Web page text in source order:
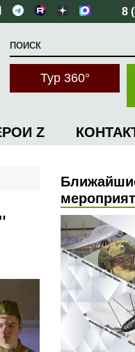
8
Тур 360°
Z